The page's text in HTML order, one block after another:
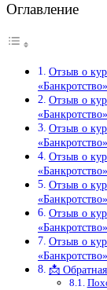
Оглавление
Отзыв о
Отзыв о
Отзыв о
Отзыв о
Отзыв о
Отзыв о
Отзыв о
📩